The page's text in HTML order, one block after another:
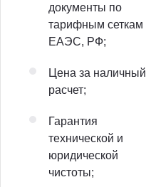
документы по
тарифным сеткам
ЕАЭС, РФ;
Цена за наличный
расчет;
Гарантия
технической и
юридической
чистоты;